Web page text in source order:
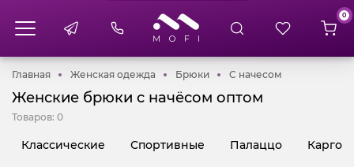
0
ГлавнаяГлавнаяЖенская одежда Женская одежда
БрюкиБрюкиC начесом
Женские брюки с начёсом оптом
Товаров: 0
Классические Спортивные Палаццо Карго